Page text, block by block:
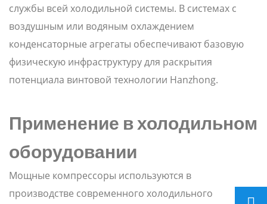
службы всей холодильной системы. В системах с
воздушным или водяным охлаждением
конденсаторные агрегаты обеспечивают базовую
физическую инфраструктуру для раскрытия
потенциала винтовой технологии Hanzhong.
Применение в холодильном
оборудовании
Мощные компрессоры используются в
производстве современного холодильного